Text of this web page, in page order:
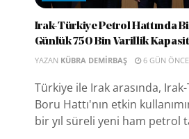
Irak-Türkiye Petrol Hattında
Günlük 750 Bin Varillik
YAZAN KÜBRA DEMIRBAŞ 6 GÜN ÖNCE
Türkiye ile Irak arasında,
Boru Hattı'nın etkin
bir yıl süreli yeni ham petrol